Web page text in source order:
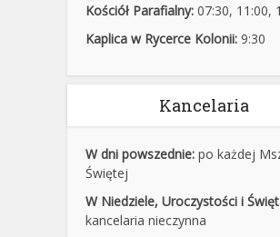
Kościół Parafialny: 07:30, 11:00,
Kaplica w Rycerce Kolonii: 9:30
Kancelaria
W dni powszednie: po każdej
Świętej
W Niedziele, Uroczystości i
kancelaria nieczynna